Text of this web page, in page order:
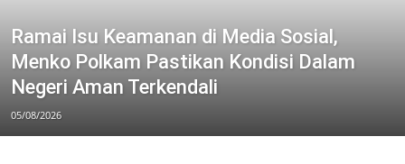
Ramai Isu Keamanan di Media Sosial,
Menko Polkam Pastikan Kondisi Dalam
Negeri Aman Terkendali
05/08/2026